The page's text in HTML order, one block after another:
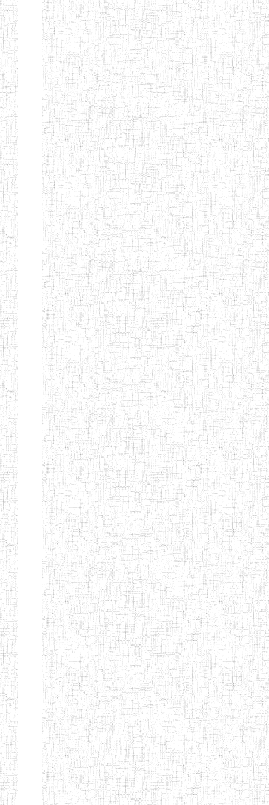
Afficher Page 4 sur 13 Total: 307
Début Préc. 1 2 3 4 5
6
Suivant
Fin
PEDAGOGIQUES
ENIEG DU HAUT
NKAM
12/08/2013 ENIEG
ENIEG BILINGUE
DE L'IPEP DE
BANDJOUN
05/09/2003 ENIEG
ENIEG PRIVEE
NANFAH
07/09/2012 ENIEG
ENPIEG TERESA
JANE
14/03/2014 ENIEG
ENIEG
MODERNE
SAINTE MARIE
04/08/2010 ENIEG
ENIEG PRIVEE
BILINGUE LES
BOSONS
04/08/2010 ENIEG
ENIEG BILINGUE
LE NORMALIEN
CITOYEN
01/08/2014 ENIEG
ENIEG BILINGUE
CLAIRE
FONTAINE
03/10/2012 ENIEG
Etablissements
d'enseignement
secondaire
technique
et
professionnel